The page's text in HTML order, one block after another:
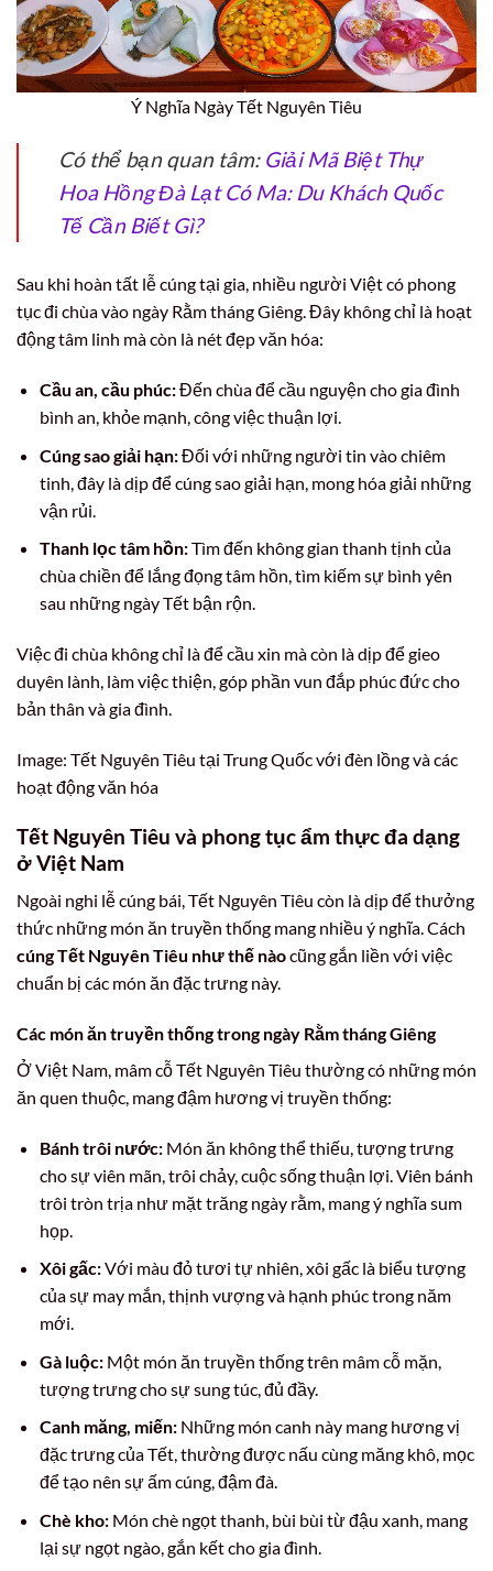
Ý Nghĩa Ngày Tết Nguyên Tiêu
Có thể bạn quan tâm: Giải Mã Biệt Thự
Hoa Hồng Đà Lạt Có Ma: Du Khách Quốc
Tế Cần Biết Gì?
Sau khi hoàn tất lễ cúng tại gia, nhiều người Việt có phong
tục đi chùa vào ngày Rằm tháng Giêng. Đây không chỉ là hoạt
động tâm linh mà còn là nét đẹp văn hóa:
Cầu an, cầu phúc:Đến chùa để cầu nguyện cho gia đình
bình an, khỏe mạnh, công việc thuận lợi.
Cúng sao giải hạn:Đối với những người tin vào chiêm
tinh, đây là dịp để cúng sao giải hạn, mong hóa giải những
vận rủi.
Thanh lọc tâm hồn:Tìm đến không gian thanh tịnh của
chùa chiền để lắng đọng tâm hồn, tìm kiếm sự bình yên
sau những ngày Tết bận rộn.
Việc đi chùa không chỉ là để cầu xin mà còn là dịp để gieo
duyên lành, làm việc thiện, góp phần vun đắp phúc đức cho
bản thân và gia đình.
Image: Tết Nguyên Tiêu tại Trung Quốc với đèn lồng và các
hoạt động văn hóa
Tết Nguyên Tiêu và phong tục ẩm thực đa dạng
ở Việt Nam
Ngoài nghi lễ cúng bái, Tết Nguyên Tiêu còn là dịp để thưởng
thức những món ăn truyền thống mang nhiều ý nghĩa. Cách
cúng Tết Nguyên Tiêu như thế nàocũng gắn liền với việc
chuẩn bị các món ăn đặc trưng này.
Các món ăn truyền thống trong ngày Rằm tháng Giêng
Ở Việt Nam, mâm cỗ Tết Nguyên Tiêu thường có những món
ăn quen thuộc, mang đậm hương vị truyền thống:
Bánh trôi nước:Món ăn không thể thiếu, tượng trưng
cho sự viên mãn, trôi chảy, cuộc sống thuận lợi. Viên bánh
trôi tròn trịa như mặt trăng ngày rằm, mang ý nghĩa sum
họp.
Xôi gấc:Với màu đỏ tươi tự nhiên, xôi gấc là biểu tượng
của sự may mắn, thịnh vượng và hạnh phúc trong năm
mới.
Gà luộc:Một món ăn truyền thống trên mâm cỗ mặn,
tượng trưng cho sự sung túc, đủ đầy.
Canh măng, miến:Những món canh này mang hương vị
đặc trưng của Tết, thường được nấu cùng măng khô, mọc
để tạo nên sự ấm cúng, đậm đà.
Chè kho:Món chè ngọt thanh, bùi bùi từ đậu xanh, mang
lại sự ngọt ngào, gắn kết cho gia đình.